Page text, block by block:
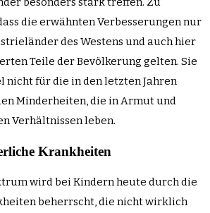
die erwähnten Verbesserungen nur
des Westens und auch hier
Teile der Bevölkerung gelten. Sie
nicht für die in den letzten Jahren
Minderheiten, die in Armut und
Verhältnissen leben.
Krankheiten
wird bei Kindern heute durch die
beherrscht, die nicht wirklich